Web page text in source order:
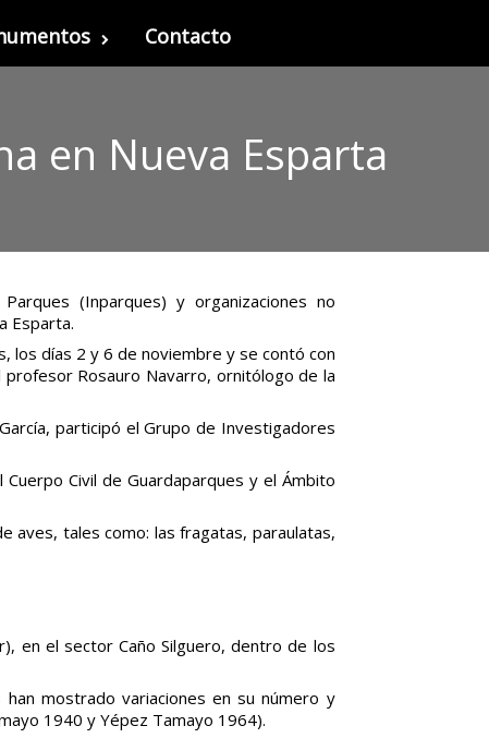
Contacto
en Nueva Esparta
(Inparques) y organizaciones no
Esparta.
los días 2 y 6 de noviembre y se contó con
Rosauro Navarro, ornitólogo de la
participó el Grupo de Investigadores
Civil de Guardaparques y el Ámbito
aves, tales como: las fragatas, paraulatas,
en el sector Caño Silguero, dentro de los
mostrado variaciones en su número y
1940 y Yépez Tamayo 1964).